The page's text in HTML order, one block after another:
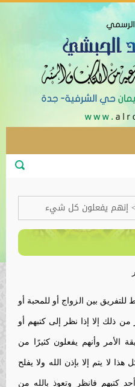
بكم في الموقع الرسمي للشيخ
إنهم يفعلون كل شيء
بين الزواج أو للمحبة أو
ذلك إلا إذا نظر إلى كتبهم أو
الأمر وأنهم يفعلون كثيرًا من
لا يتم إلا بإذن الله ولا يفلح
كتبهم فانظر وتعوذ بالله من